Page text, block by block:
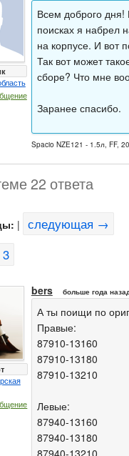
Всем доброго дня!
поисках я набрел
на корпусе. И вот
Так вот может
сборе? Что мне
Заранее спасибо.
Spacio NZE121 - 1.5л, FF,
22 ответа
| следующая →
3
bers больше года
А ты поищи по
Правые:
87910-13160
87910-13180
87910-13210
Левые:
87940-13160
87940-13180